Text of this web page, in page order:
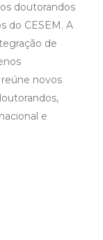
doutorandos
do CESEM. A
de
novos
e